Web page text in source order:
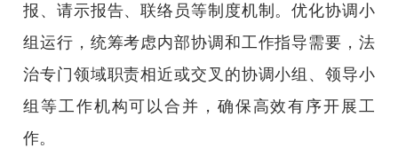
报、请示报告、联络员等制度机制。优化协调小
组运行，统筹考虑内部协调和工作指导需要，法
治专门领域职责相近或交叉的协调小组、领导小
组等工作机构可以合并，确保高效有序开展工
作。